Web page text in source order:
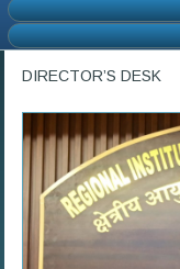
DIRECTOR’S DESK